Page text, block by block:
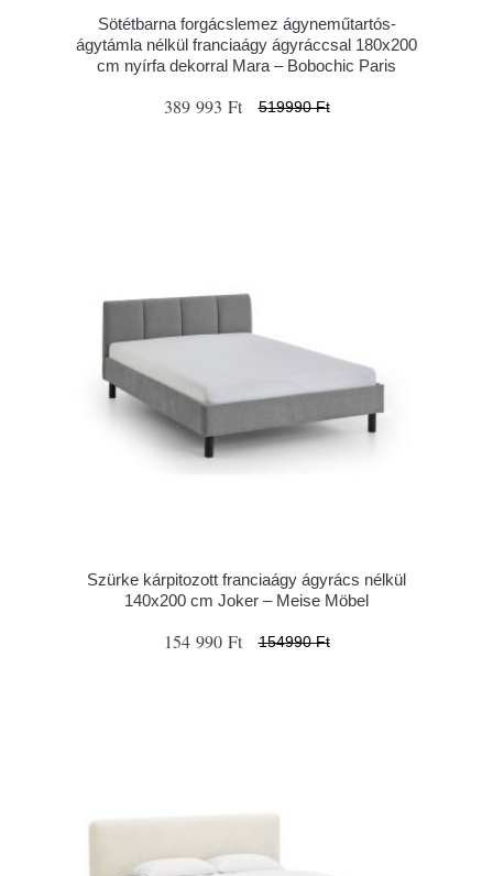
Sötétbarna forgácslemez ágyneműtartós-
ágytámla nélkül franciaágy ágyráccsal 180x200
cm nyírfa dekorral Mara – Bobochic Paris
389 993 Ft 519990 Ft
Szürke kárpitozott franciaágy ágyrács nélkül
140x200 cm Joker – Meise Möbel
154 990 Ft 154990 Ft